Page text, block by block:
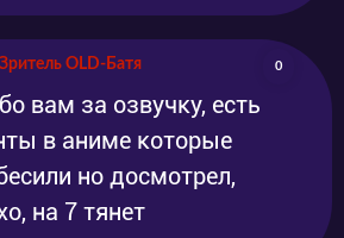
Зритель OLD-Батя 0
вам за озвучку, есть
в аниме которые
но досмотрел,
на 7 тянет